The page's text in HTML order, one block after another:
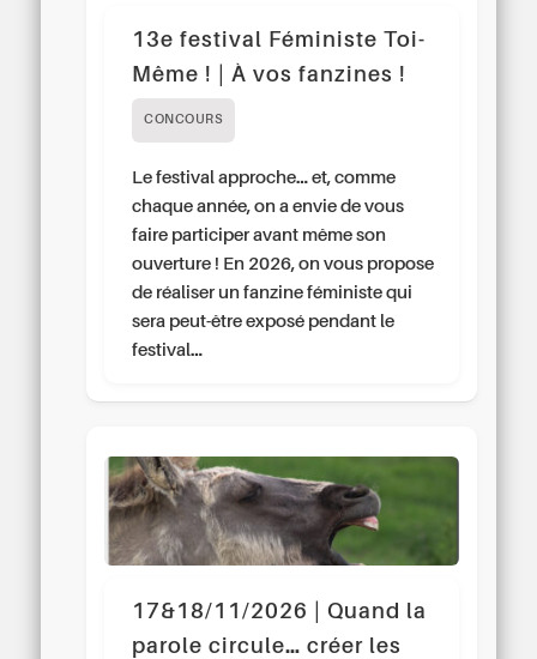
13e festival Féministe Toi-
Même ! | À vos fanzines !
CONCOURS
Le festival approche… et, comme
chaque année, on a envie de vous
faire participer avant même son
ouverture ! En 2026, on vous propose
de réaliser un fanzine féministe qui
sera peut-être exposé pendant le
festival…
17&18/11/2026 | Quand la
parole circule… créer les